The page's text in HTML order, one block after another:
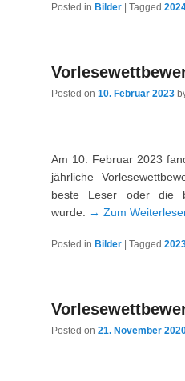
Posted in Bilder | Tagged
Posted on 10. Februar 2023
Am 10. Februar 2023
jährliche
beste Leser oder die
wurde.
→ Zum
Posted in Bilder | Tagged
Posted on 21. November